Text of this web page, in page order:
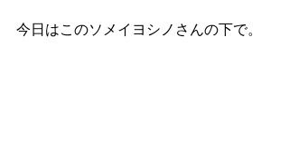
今日はこのソメイヨシノさんの下で。